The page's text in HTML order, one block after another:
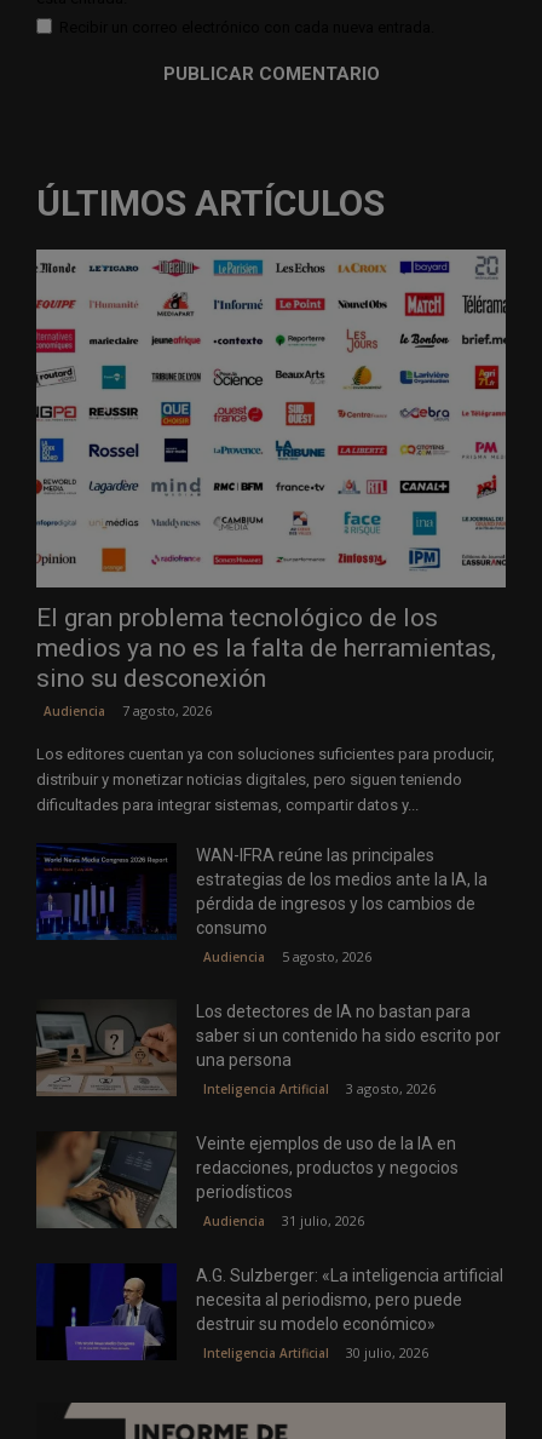
ÚLTIMOS ARTÍCULOS
El gran problema tecnológico de los
medios ya no es la falta de herramientas,
sino su desconexión
Audiencia 7 agosto, 2026
Los editores cuentan ya con soluciones suficientes para producir,
distribuir y monetizar noticias digitales, pero siguen teniendo
dificultades para integrar sistemas, compartir datos y...
WAN-IFRA reúne las principales
estrategias de los medios ante la IA, la
pérdida de ingresos y los cambios de
consumo
Audiencia 5 agosto, 2026
Los detectores de IA no bastan para
saber si un contenido ha sido escrito por
una persona
Inteligencia Artificial 3 agosto, 2026
Veinte ejemplos de uso de la IA en
redacciones, productos y negocios
periodísticos
Audiencia 31 julio, 2026
A.G. Sulzberger: «La inteligencia artificial
necesita al periodismo, pero puede
destruir su modelo económico»
Inteligencia Artificial 30 julio, 2026